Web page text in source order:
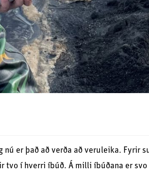
er það að verða að veruleika. Fyrir
í hverri íbúð. Á milli íbúðana er